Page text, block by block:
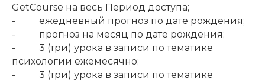
GetCourse на весь Период доступа;
- ежедневный прогноз по дате рождения;
- прогноз на месяц по дате рождения;
- 3 (три) урока в записи по тематике
психологии ежемесячно;
- 3 (три) урока в записи по тематике